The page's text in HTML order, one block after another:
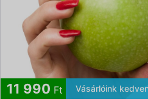
11 990 Ft Vásárlóink